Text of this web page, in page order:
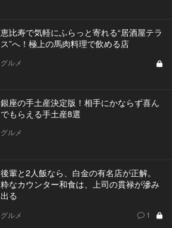
恵比寿で気軽にふらっと寄れる“居酒屋テラ
ス”へ！極上の馬肉料理で飲める店
グルメ
銀座の手土産決定版！相手にかならず喜ん
でもらえる手土産8選
グルメ
後輩と2人飯なら、白金の有名店が正解。
粋なカウンター和食は、上司の貫禄が滲み
出る
グルメ 1